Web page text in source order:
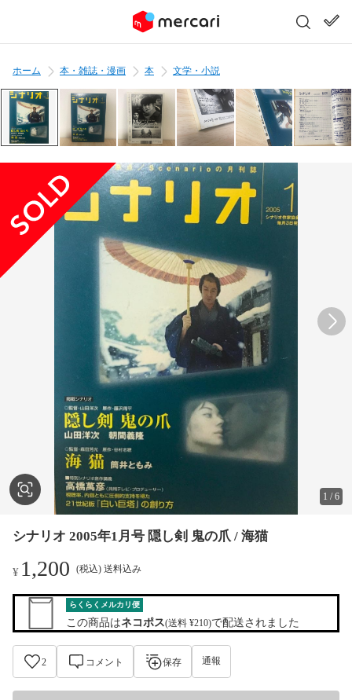
ホーム 本・雑誌・漫画 本 文学・小説
1 /6
シナリオ 2005年1月号 隠し剣 鬼の爪 / 海猫
¥ 1,200 (税込) 送料込み
らくらくメルカリ便
この商品はネコポス(送料 ¥210)で配送されました
2 コメント 保存 通報